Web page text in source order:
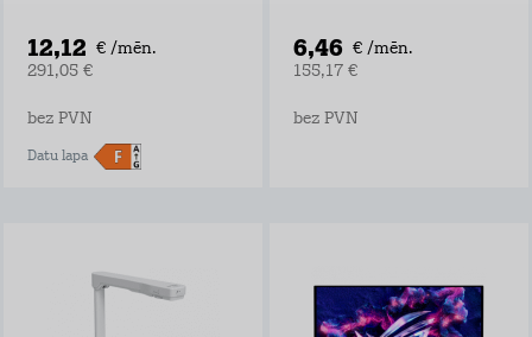
12,12 € /mēn.
291,05 €
bez PVN
Datu lapa
6,46 € /mēn.
155,17 €
bez PVN